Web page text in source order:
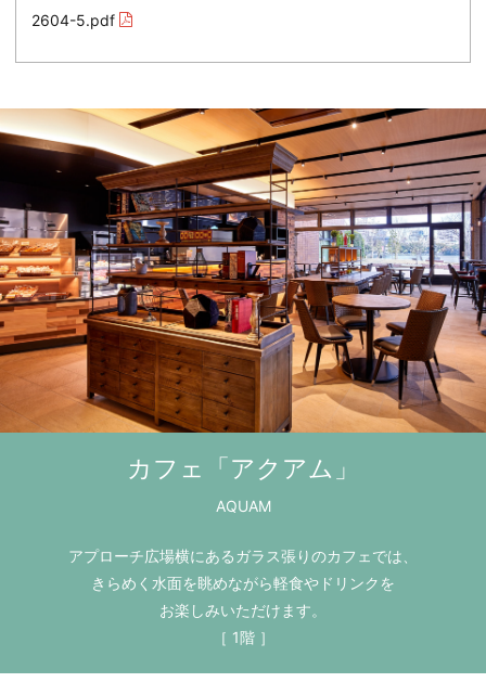
2604-5.pdf
カフェ「アクアム」
AQUAM
アプローチ広場横にあるガラス張りのカフェでは、
きらめく水面を眺めながら軽食やドリンクを
お楽しみいただけます。
［ 1階 ］